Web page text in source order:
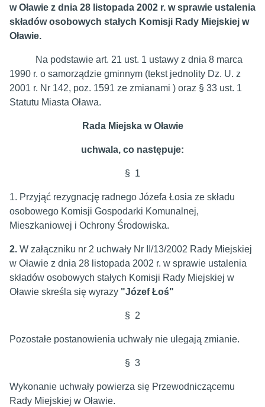
w Oławie z dnia 28 listopada 2002 r. w sprawie ustalenia
składów osobowych stałych Komisji Rady Miejskiej w
Oławie.
Na podstawie art. 21 ust. 1 ustawy z dnia 8 marca
1990 r. o samorządzie gminnym (tekst jednolity Dz. U. z
2001 r. Nr 142, poz. 1591 ze zmianami ) oraz § 33 ust. 1
Statutu Miasta Oława.
Rada Miejska w Oławie
uchwala, co następuje:
§ 1
1. Przyjąć rezygnację radnego Józefa Łosia ze składu
osobowego Komisji Gospodarki Komunalnej,
Mieszkaniowej i Ochrony Środowiska.
2. W załączniku nr 2 uchwały Nr II/13/2002 Rady Miejskiej
w Oławie z dnia 28 listopada 2002 r. w sprawie ustalenia
składów osobowych stałych Komisji Rady Miejskiej w
Oławie skreśla się wyrazy "Józef Łoś"
§ 2
Pozostałe postanowienia uchwały nie ulegają zmianie.
§ 3
Wykonanie uchwały powierza się Przewodniczącemu
Rady Miejskiej w Oławie.